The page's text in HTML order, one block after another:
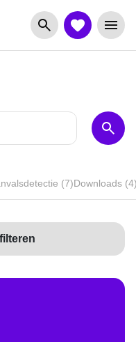
(7)Downloads